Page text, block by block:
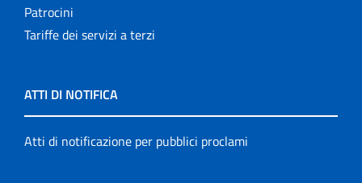
Patrocini
Tariffe dei servizi a terzi
ATTI DI NOTIFICA
Atti di notificazione per pubblici proclami